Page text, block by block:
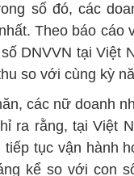
số đó, các
Theo báo cáo
DNVVN tại Việt
so với cùng kỳ
các nữ doanh
ra rằng, tại Việt
tiếp tục vận hành
kể so với con